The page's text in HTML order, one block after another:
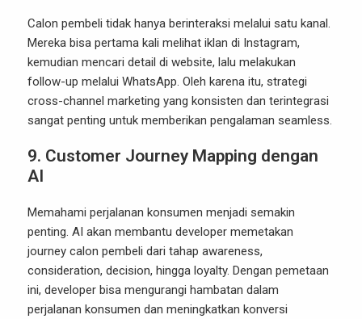
Calon pembeli tidak hanya berinteraksi melalui satu kanal.
Mereka bisa pertama kali melihat iklan di Instagram,
kemudian mencari detail di website, lalu melakukan
follow-up melalui WhatsApp. Oleh karena itu, strategi
cross-channel marketing yang konsisten dan terintegrasi
sangat penting untuk memberikan pengalaman seamless.
9. Customer Journey Mapping dengan
AI
Memahami perjalanan konsumen menjadi semakin
penting. AI akan membantu developer memetakan
journey calon pembeli dari tahap awareness,
consideration, decision, hingga loyalty. Dengan pemetaan
ini, developer bisa mengurangi hambatan dalam
perjalanan konsumen dan meningkatkan konversi